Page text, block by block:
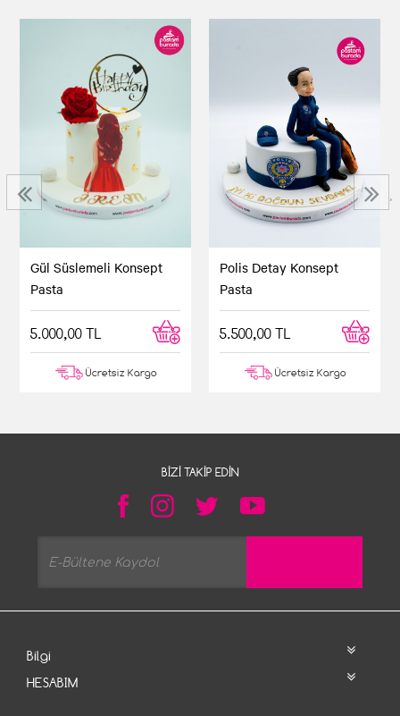
Gül Süslemeli Konsept
Pasta
5.000,00 TL
Ücretsiz Kargo
Polis Detay Konsept
Pasta
5.500,00 TL
Ücretsiz Kargo
‹ ›
BIZI TAKIP EDIN
Bilgi
HESABIM